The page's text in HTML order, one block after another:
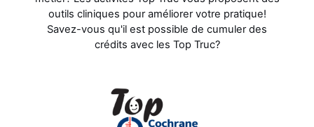
outils cliniques pour améliorer votre pratique!
Savez-vous qu'il est possible de cumuler des
crédits avec les Top Truc?